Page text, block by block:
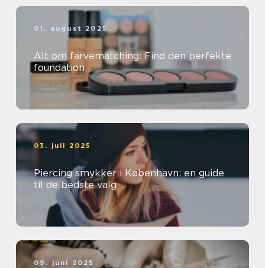
01. august 2025
Alt om farvematching: Find den perfekte
foundation
03. juli 2025
Piercing smykker i København: en guide
til de bedste valg
09. juni 2025